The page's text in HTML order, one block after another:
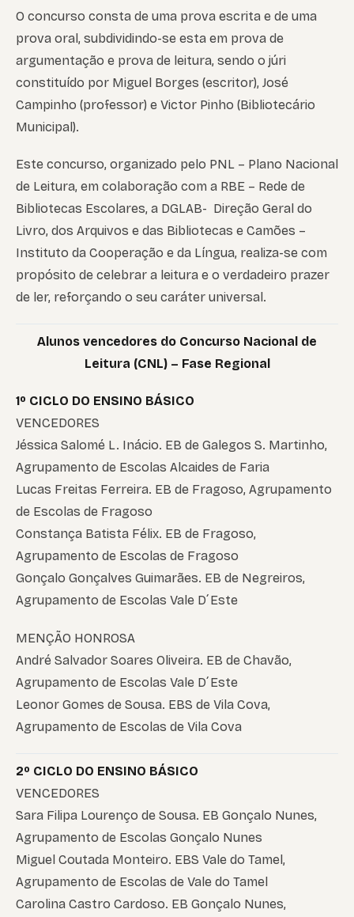
O concurso consta de uma prova escrita e de uma
prova oral, subdividindo-se esta em prova de
argumentação e prova de leitura, sendo o júri
constituído por Miguel Borges (escritor), José
Campinho (professor) e Victor Pinho (Bibliotecário
Municipal).
Este concurso, organizado pelo PNL – Plano Nacional
de Leitura, em colaboração com a RBE – Rede de
Bibliotecas Escolares, a DGLAB- Direção Geral do
Livro, dos Arquivos e das Bibliotecas e Camões –
Instituto da Cooperação e da Língua, realiza-se com
propósito de celebrar a leitura e o verdadeiro prazer
de ler, reforçando o seu caráter universal.
Alunos vencedores do Concurso Nacional de
Leitura (CNL) – Fase Regional
1º CICLO DO ENSINO BÁSICO
VENCEDORES
Jéssica Salomé L. Inácio. EB de Galegos S. Martinho,
Agrupamento de Escolas Alcaides de Faria
Lucas Freitas Ferreira. EB de Fragoso, Agrupamento
de Escolas de Fragoso
Constança Batista Félix. EB de Fragoso,
Agrupamento de Escolas de Fragoso
Gonçalo Gonçalves Guimarães. EB de Negreiros,
Agrupamento de Escolas Vale D´Este
MENÇÃO HONROSA
André Salvador Soares Oliveira. EB de Chavão,
Agrupamento de Escolas Vale D´Este
Leonor Gomes de Sousa. EBS de Vila Cova,
Agrupamento de Escolas de Vila Cova
2º CICLO DO ENSINO BÁSICO
VENCEDORES
Sara Filipa Lourenço de Sousa. EB Gonçalo Nunes,
Agrupamento de Escolas Gonçalo Nunes
Miguel Coutada Monteiro. EBS Vale do Tamel,
Agrupamento de Escolas de Vale do Tamel
Carolina Castro Cardoso. EB Gonçalo Nunes,